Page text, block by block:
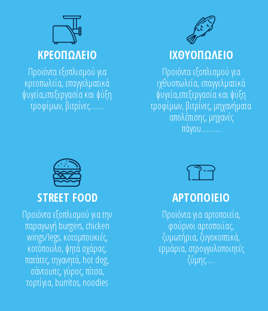
ΚΡΕΟΠΩΛΕΙΟ
Προϊόντα εξοπλισμού για
κρεοπωλεία, επαγγελματικά
ψυγεία,επεξεργασία και ψύξη
τροφίμων, βιτρίνες........
ΙΧΘΥΟΠΩΛΕΙΟ
Προϊόντα εξοπλισμού για
ιχθυοπωλεία, επαγγελματικά
ψυγεία,επεξεργασία και ψύξη
τροφίμων, βιτρίνες, μηχανήματα
απολέπισης, μηχανές
πάγου...........
STREET FOOD
Προϊόντα εξοπλισμού για την
παραγωγή burgers, chicken
wings/legs, κοτομπουκιές,
κοτόπουλο, ψητά σχάρας,
πατάτες, τηγανητά, hot dog,
σάντουϊτς, γύρος, πίτσα,
τορτίγια, burritos, noodles
ΑΡΤΟΠΟΙΕΙΟ
Προϊόντα για αρτοποιεία,
φούρνοι αρτοποιίας,
ζυμωτήρια, ζυγοκοπτικά,
ερμάρια, στρογγυλοποιητές
ζύμης.....